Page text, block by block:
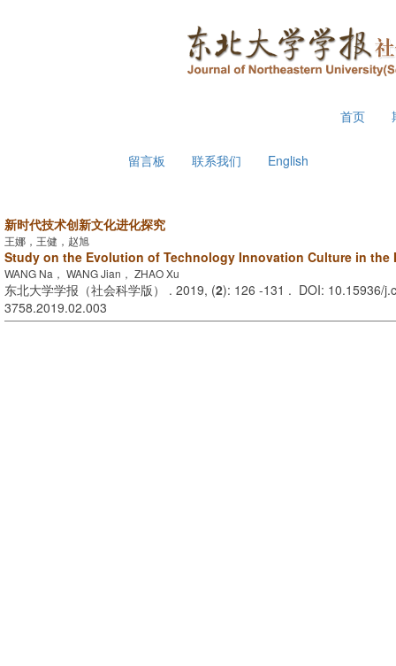
首页
留言板 联系我们 English
新时代技术创新文化进化探究
王娜，王健，赵旭
Study on the Evolution of Technology Innovation Culture in the
WANG Na， WANG Jian， ZHAO Xu
东北大学学报（社会科学版） . 2019, (2): 126 -131 . DOI: 10.15936/
3758.2019.02.003